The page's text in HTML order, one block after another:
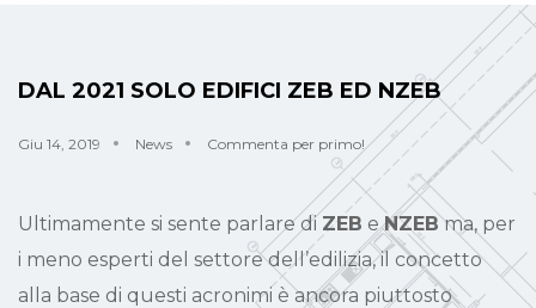
DAL 2021 SOLO EDIFICI ZEB ED NZEB
Giu 14, 2019 News Commenta per primo!
Ultimamente si sente parlare di ZEB eNZEBma, per
i meno esperti del settore dell’edilizia, il concetto
alla base di questi acronimi è ancora piuttosto